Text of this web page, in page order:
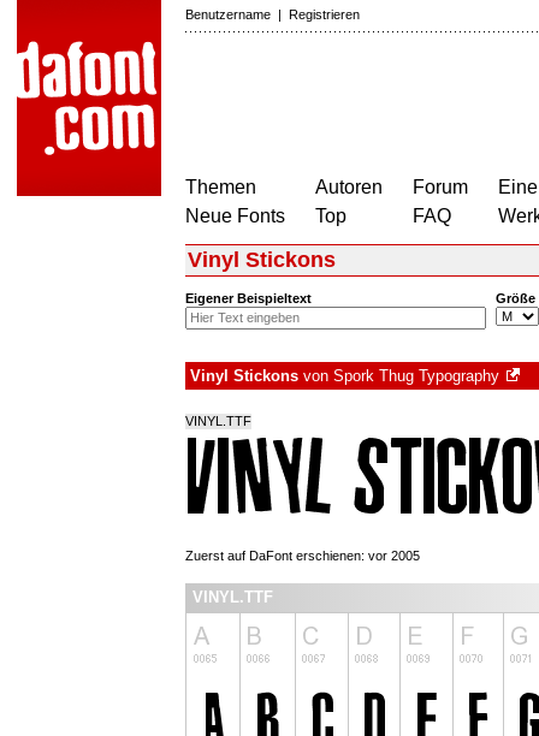
Benutzername | Registrieren
Themen
Neue Fonts
Autoren
Top
Forum
FAQ
Vinyl Stickons
Eigener Beispieltext Größe
Vinyl Stickons von Spork Thug Typography
VINYL.TTF
Zuerst auf DaFont erschienen: vor 2005
VINYL.TTF